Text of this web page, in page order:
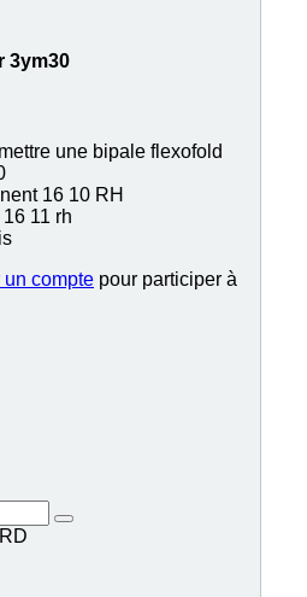
3ym30
une bipale flexofold
16 10 RH
11 rh
un compte pour participer à